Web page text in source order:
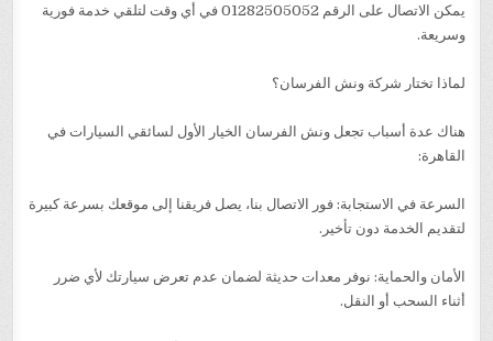
يمكن الاتصال على الرقم 01282505052 في أي وقت لتلقي خدمة فورية
وسريعة.
لماذا تختار شركة ونش الفرسان؟
هناك عدة أسباب تجعل ونش الفرسان الخيار الأول لسائقي السيارات في
القاهرة:
السرعة في الاستجابة: فور الاتصال بنا، يصل فريقنا إلى موقعك بسرعة كبيرة
لتقديم الخدمة دون تأخير.
الأمان والحماية: نوفر معدات حديثة لضمان عدم تعرض سيارتك لأي ضرر
أثناء السحب أو النقل.